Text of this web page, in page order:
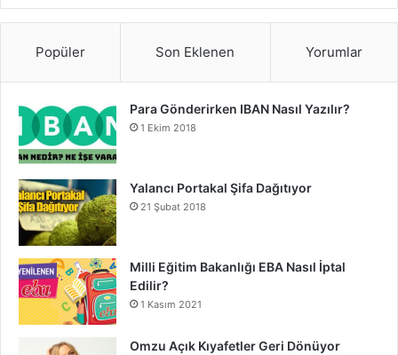
Popüler Son Eklenen Yorumlar
Para Gönderirken IBAN Nasıl Yazılır?
1 Ekim 2018
Yalancı Portakal Şifa Dağıtıyor
21 Şubat 2018
Milli Eğitim Bakanlığı EBA Nasıl İptal
Edilir?
1 Kasım 2021
Omzu Açık Kıyafetler Geri Dönüyor